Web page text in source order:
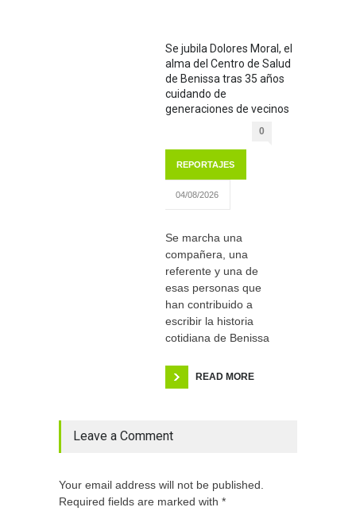
Se jubila Dolores Moral, el
alma del Centro de Salud
de Benissa tras 35 años
cuidando de
generaciones de vecinos
0
REPORTAJES
04/08/2026
Se marcha una
compañera, una
referente y una de
esas personas que
han contribuido a
escribir la historia
cotidiana de Benissa
READ MORE
Leave a Comment
Your email address will not be published.
Required fields are marked with *